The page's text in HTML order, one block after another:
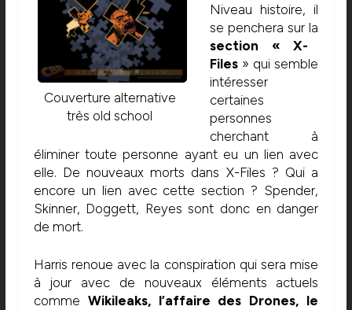
Couverture alternative
très old school
Niveau histoire, il
se penchera sur la
section « X-
Files» qui semble
intéresser
certaines
personnes
cherchant à
éliminer toute personne ayant eu un lien avec
elle. De nouveaux morts dans X-Files ? Qui a
encore un lien avec cette section ? Spender,
Skinner, Doggett, Reyes sont donc en danger
de mort.
Harris renoue avec la conspiration qui sera mise
à jour avec de nouveaux éléments actuels
comme Wikileaks, l’affaire des Drones, le